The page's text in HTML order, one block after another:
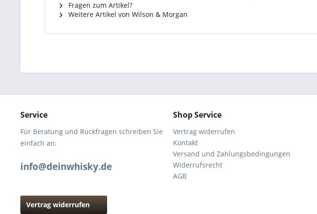
Fragen zum Artikel?
Weitere Artikel von Wilson & Morgan
Service
Für Beratung und Rückfragen schreiben Sie
einfach an:
info@deinwhisky.de
Vertrag widerrufen
Shop Service
Vertrag widerrufen
Kontakt
Versand und Zahlungsbedingungen
Widerrufsrecht
AGB